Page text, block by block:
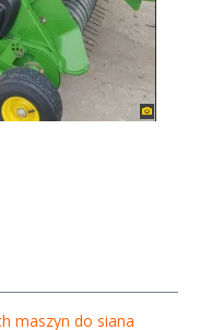
maszyn do siana